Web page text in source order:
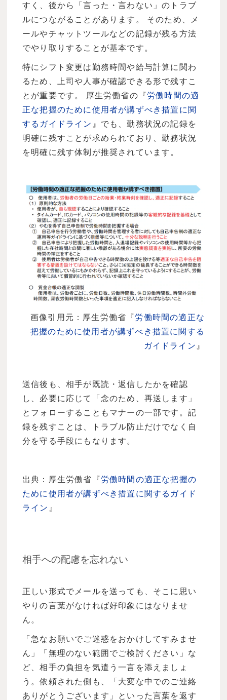
すく、後から「言った・言わない」のトラブ
ルにつながることがあります。 そのため、メ
ールやチャットツールなどの記録が残る方法
でやり取りすることが基本です。
特にシフト変更は勤務時間や給与計算に関わ
るため、上司や人事が確認できる形で残すこ
とが重要です。 厚生労働省の『労働時間の適
正な把握のために使用者が講ずべき措置に関
するガイドライン 』でも、勤務状況の記録を
明確に残すことが求められており、勤務状況
を明確に残す体制が推奨されています。
画像引用元：厚生労働省『労働時間の適正な
把握のために使用者が講ずべき措置に関する
ガイドライン 』
送信後も、相手が既読・返信したかを確認
し、必要に応じて「念のため、再送します」
とフォローすることもマナーの一部です。記
録を残すことは、トラブル防止だけでなく自
分を守る手段にもなります。
出典：厚生労働省『労働時間の適正な把握の
ために使用者が講ずべき措置に関するガイド
ライン 』
相手への配慮を忘れない
正しい形式でメールを送っても、そこに思い
やりの言葉がなければ好印象にはなりませ
ん。
「急なお願いでご迷惑をおかけしてすみませ
ん」「無理のない範囲でご検討ください」な
ど、相手の負担を気遣う一言を添えましょ
う。依頼された側も、「大変な中でのご連絡
ありがとうございます」といった言葉を返す